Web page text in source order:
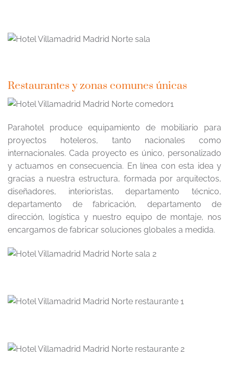
Restaurantes y zonas comunes únicas
Parahotel produce equipamiento de mobiliario para
proyectos hoteleros, tanto nacionales como
internacionales. Cada proyecto es único, personalizado
y actuamos en consecuencia. En línea con esta idea y
gracias a nuestra estructura, formada por arquitectos,
diseñadores, interioristas, departamento técnico,
departamento de fabricación, departamento de
dirección, logística y nuestro equipo de montaje, nos
encargamos de fabricar soluciones globales a medida.